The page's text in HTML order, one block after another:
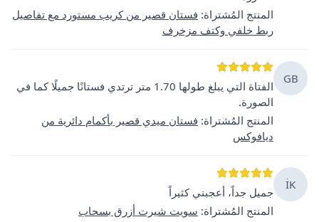
المنتج المُشتراة: فستان قصير من كريب مستورد مع تفاصيل
ربط خلفي وكتف مزخرف
GB
الفتاة التي يبلغ طولها 1.70 متر ترتدي فستانًا جميلًا كما في
الصورة.
المنتج المُشتراة: فستان ميدي قصير بأكمام دائرية من
ديافوكس
İK
جميل جداً، أعجبني كثيراً
المنتج المُشتراة: سويت شيرت أزرق بسحاب